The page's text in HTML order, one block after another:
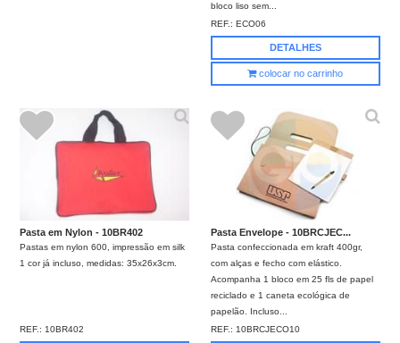
bloco liso sem...
REF.: ECO06
DETALHES
colocar no carrinho
Pasta em Nylon - 10BR402
Pastas em nylon 600, impressão em silk
1 cor já incluso, medidas: 35x26x3cm.
REF.: 10BR402
Pasta Envelope - 10BRCJEC...
Pasta confeccionada em kraft 400gr,
com alças e fecho com elástico.
Acompanha 1 bloco em 25 fls de papel
reciclado e 1 caneta ecológica de
papelão. Incluso...
REF.: 10BRCJECO10